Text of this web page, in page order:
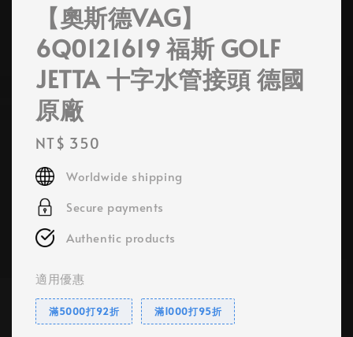
【奧斯德VAG】
6Q0121619 福斯 GOLF
JETTA 十字水管接頭 德國
原廠
Regular
price
NT$ 350
Worldwide shipping
Secure payments
Authentic products
適用優惠
滿5000打92折 滿1000打95折